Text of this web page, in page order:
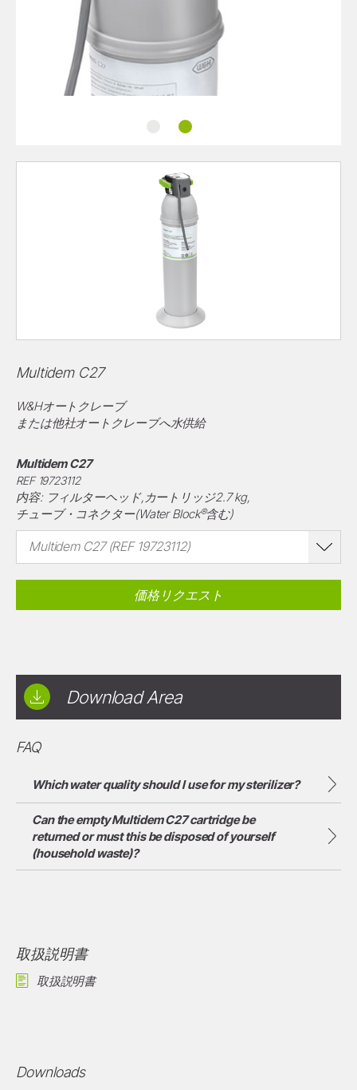
互換性
Multidem C27
W&Hオートクレーブ
または他社オートクレーブへ水供給
Multidem C27
REF 19723112
内容: フィルターヘッド,カートリッジ2.7 kg,
チューブ・コネクター(Water Block®含む)
Multidem C27 (REF 19723112)
価格リクエスト
Download Area
FAQ
Which water quality should I use for my sterilizer?
Can the empty Multidem C27 cartridge be
returned or must this be disposed of yourself
(household waste)?
取扱説明書
取扱説明書
Downloads